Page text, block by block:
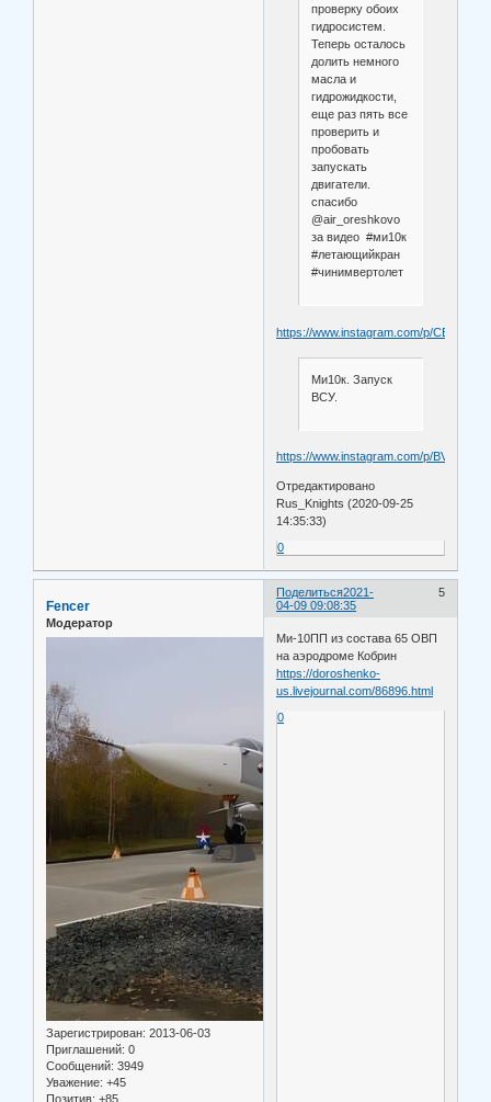
проверку обоих
гидросистем.
Теперь осталось
долить немного
масла и
гидрожидкости,
еще раз пять все
проверить и
пробовать
запускать
двигатели.
спасибо
@air_oreshkovo
за видео #ми10к
#летающийкран
#чинимвертолет
https://www.instagram.com/p/
Ми10к. Запуск
ВСУ.
https://www.instagram.com/p/
Отредактировано
Rus_Knights (2020-09-25
14:35:33)
0
Поделиться 5
2021-
04-09 09:08:35
Fencer
Модератор
Зарегистрирован: 2013-06-03
Приглашений: 0
Сообщений: 3949
Уважение: +45
Позитив: +85
Ми-10ПП из состава 65 ОВП
на аэродроме Кобрин
https://doroshenko-
us.livejournal.com/86896.html
0